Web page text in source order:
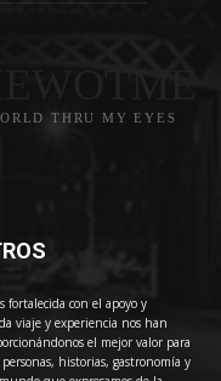
THRU MY EYES
fortalecida con el apoyo y
viaje y experiencia nos han
el mejor valor para
historias, gastronomía y